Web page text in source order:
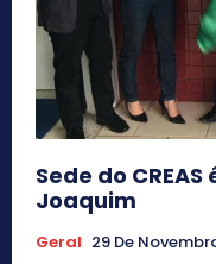
Sede do
Joaquim
Geral 29 De